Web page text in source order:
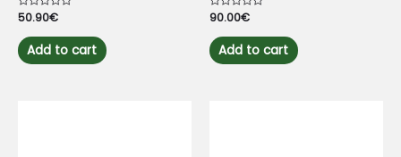
Rated
out
of
5
50.90€
Add to cart
Rated
out
of
5
90.00€
Add to cart